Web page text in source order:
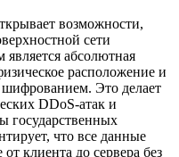
возможности,
сети
абсолютная
расположение и
Это делает
DDoS-атак и
государственных
что все данные
клиента до сервера без